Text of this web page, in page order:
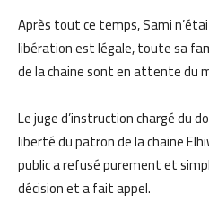
Après tout ce temps, Sami
libération est légale, toute sa
de la chaine sont en attente du
Le juge d’instruction chargé du
liberté du patron de la chaine
public a refusé purement et
décision et a fait appel.